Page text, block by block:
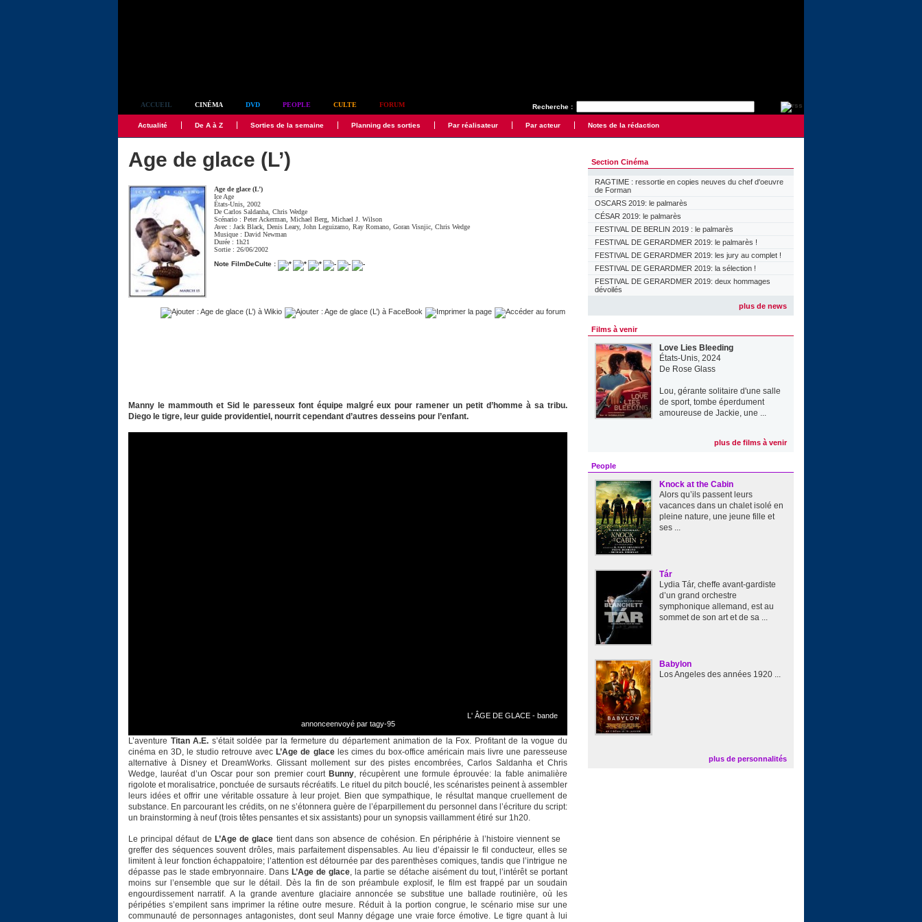
Recherche :
ACCUEIL CINÉMA DVD PEOPLE CULTE FORUM
Actualité De A à Z Sorties de la semaine Planning des sorties Par réalisateur Par acteur Notes de la rédaction
Age de glace (L’)
Age de glace (L’)
Ice Age
États-Unis, 2002
DeCarlos Saldanha ,Chris Wedge
Scénario :Peter Ackerman ,Michael Berg ,Michael J. Wilson
Avec :Jack Black ,Denis Leary,John Leguizamo ,Ray Romano ,Goran Visnjic ,Chris Wedge
Musique :David Newman
Durée : 1h21
Sortie : 26/06/2002
Note FilmDeCulte :
Manny le mammouth et Sid le paresseux font équipe malgré eux pour ramener un petit d’homme à sa tribu.
Diego le tigre, leur guide providentiel, nourrit cependant d’autres desseins pour l’enfant.
L' ÂGE DE GLACE - bande
annonceenvoyé par tagy-95
L’aventure Titan A.E. s’était soldée par la fermeture du département animation de la Fox. Profitant de la vogue du
cinéma en 3D, le studio retrouve avec L’Age de glaceles cimes du box-office américain mais livre une paresseuse
alternative à Disney et DreamWorks. Glissant mollement sur des pistes encombrées, Carlos Saldanha et Chris
Wedge, lauréat d’un Oscar pour son premier court Bunny, récupèrent une formule éprouvée: la fable animalière
rigolote et moralisatrice, ponctuée de sursauts récréatifs. Le rituel du pitch bouclé, les scénaristes peinent à assembler
leurs idées et offrir une véritable ossature à leur projet. Bien que sympathique, le résultat manque cruellement de
substance. En parcourant les crédits, on ne s’étonnera guère de l’éparpillement du personnel dans l’écriture du script:
un brainstorming à neuf (trois têtes pensantes et six assistants) pour un synopsis vaillamment étiré sur 1h20.
Le principal défaut de L’Age de glace tient dans son absence de cohésion. En périphérie à l’histoire viennent se
greffer des séquences souvent drôles, mais parfaitement dispensables. Au lieu d’épaissir le fil conducteur, elles se
limitent à leur fonction échappatoire; l’attention est détournée par des parenthèses comiques, tandis que l’intrigue ne
dépasse pas le stade embryonnaire. Dans L’Age de glace, la partie se détache aisément du tout, l’intérêt se portant
moins sur l’ensemble que sur le détail. Dès la fin de son préambule explosif, le film est frappé par un soudain
engourdissement narratif. A la grande aventure glaciaire annoncée se substitue une ballade routinière, où les
péripéties s’empilent sans imprimer la rétine outre mesure. Réduit à la portion congrue, le scénario mise sur une
communauté de personnages antagonistes, dont seul Manny dégage une vraie force émotive. Le tigre quant à lui
Section Cinéma
RAGTIME : ressortie en copies neuves du chef d'oeuvre
de Forman
OSCARS 2019: le palmarès
CÉSAR 2019: le palmarès
FESTIVAL DE BERLIN 2019 : le palmarès
FESTIVAL DE GERARDMER 2019: le palmarès !
FESTIVAL DE GERARDMER 2019: les jury au complet !
FESTIVAL DE GERARDMER 2019: la sélection !
FESTIVAL DE GERARDMER 2019: deux hommages
dévoilés
plus de news
Films à venir
Love Lies Bleeding
États-Unis, 2024
De Rose Glass
Lou, gérante solitaire d'une salle
de sport, tombe éperdument
amoureuse de Jackie, une ...
plus de films à venir
People
Knock at the Cabin
Alors qu’ils passent leurs
vacances dans un chalet isolé en
pleine nature, une jeune fille et
ses ...
Tár
Lydia Tár, cheffe avant-gardiste
d’un grand orchestre
symphonique allemand, est au
sommet de son art et de sa ...
Babylon
Los Angeles des années 1920 ...
plus de personnalités